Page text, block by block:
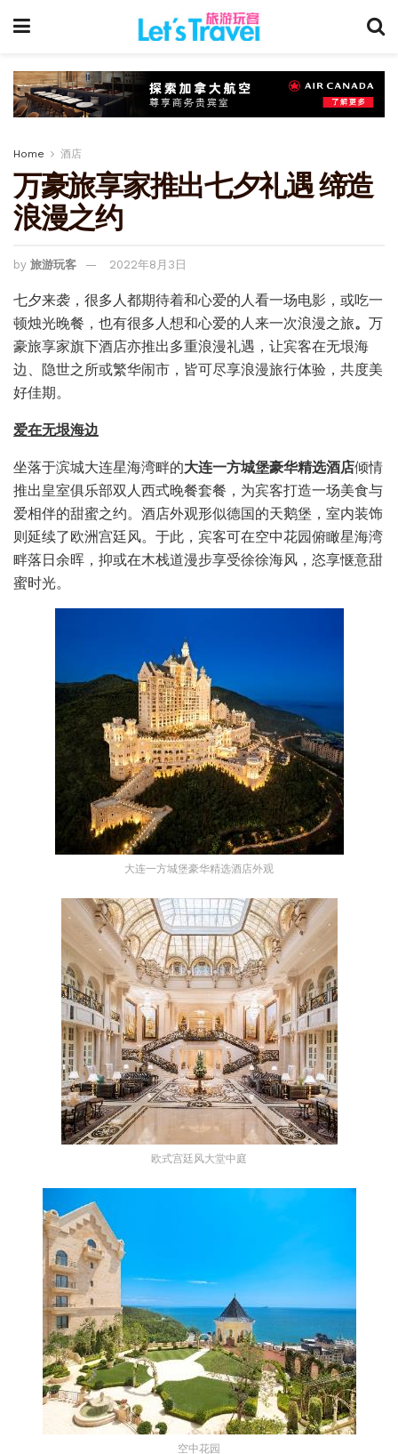
Home 酒店
万豪旅享家推出七夕礼遇 缔造
浪漫之约
by 旅游玩客 2022年8月3日
七夕来袭，很多人都期待着和心爱的人看一场电影，或吃一
顿烛光晚餐，也有很多人想和心爱的人来一次浪漫之旅。 万
豪旅享家旗下酒店亦推出多重浪漫礼遇，让宾客在无垠海
边、隐世之所或繁华闹市，皆可尽享浪漫旅行体验，共度美
好佳期。
爱在无垠海边
坐落于滨城大连星海湾畔的大连一方城堡豪华精选酒店倾情
推出皇室俱乐部双人西式晚餐套餐，为宾客打造一场美食与
爱相伴的甜蜜之约。酒店外观形似德国的天鹅堡，室内装饰
则延续了欧洲宫廷风。于此，宾客可在空中花园俯瞰星海湾
畔落日余晖，抑或在木栈道漫步享受徐徐海风，恣享惬意甜
蜜时光。
大连一方城堡豪华精选酒店外观
欧式宫廷风大堂中庭
空中花园